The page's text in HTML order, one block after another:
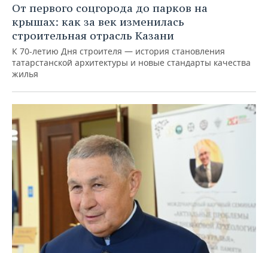
От первого соцгорода до парков на
крышах: как за век изменилась
строительная отрасль Казани
К 70-летию Дня строителя — история становления
татарстанской архитектуры и новые стандарты качества
жилья